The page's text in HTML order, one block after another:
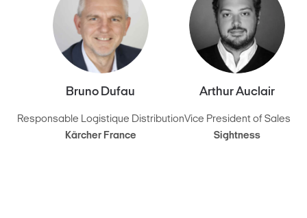
Bruno Dufau
Responsable Logistique Distribution
Kärcher France
Arthur Auclair
Vice President of Sales
Sightness